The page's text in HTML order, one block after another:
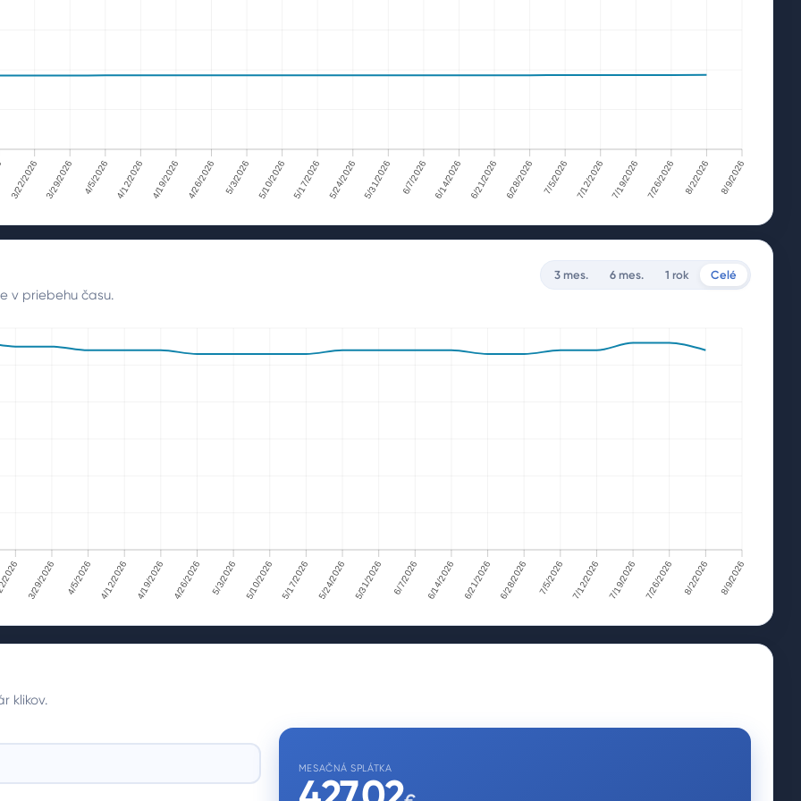
3/22/2026 3/29/2026 4/5/2026 4/12/2026 4/19/2026 4/26/2026 5/3/2026 5/10/2026 5/17/2026 5/24/2026 5/31/2026 6/7/2026 6/14/2026 6/21/2026 6/28/2026 7/5/2026 7/12/2026 7/19/2026 7/26/2026 8/2/2026 8/9/2026
8/9/2026
v priebehu času.
3 mes. 6 mes. 1 rok Celé
3/29/2026 4/5/2026 4/12/2026 4/19/2026 4/26/2026 5/3/2026 5/10/2026 5/17/2026 5/24/2026 5/31/2026 6/7/2026 6/14/2026 6/21/2026 6/28/2026 7/5/2026 7/12/2026 7/19/2026 7/26/2026 8/2/2026 8/9/2026
8/9/2026
klikov.
MESAČNÁ SPLÁTKA